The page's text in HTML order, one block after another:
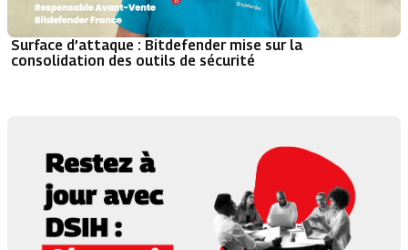
Surface d’attaque : Bitdefender mise sur la
consolidation des outils de sécurité